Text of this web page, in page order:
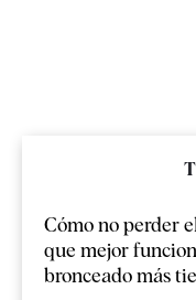
Cómo no perder
que mejor
bronceado más